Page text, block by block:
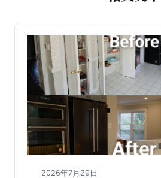
2026年7月29日